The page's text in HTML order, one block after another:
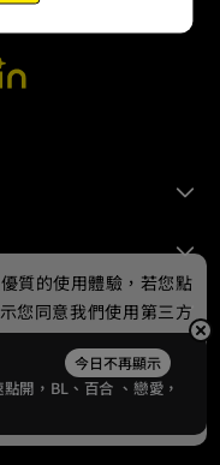
Co., Ltd.
今日不再顯示
開，BL、 百合 、戀愛，
質的使用體驗，若您點
您同意我們使用第三方
。